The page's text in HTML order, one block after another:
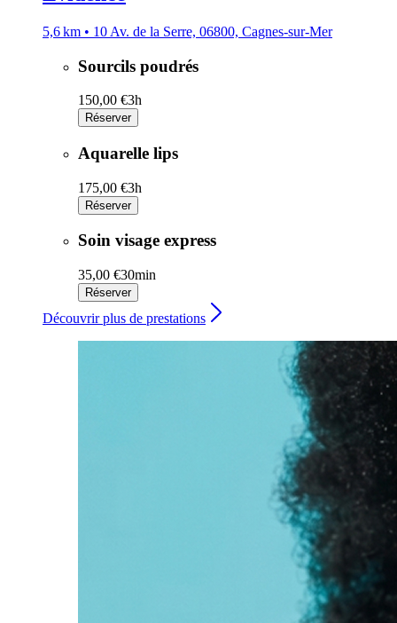
5,6 km • 10 Av. de la Serre, 06800, Cagnes-sur-Mer
Sourcils poudrés
150,00 €3h
Réserver
Aquarelle lips
175,00 €3h
Réserver
Soin visage express
35,00 €30min
Réserver
Découvrir plus de prestations